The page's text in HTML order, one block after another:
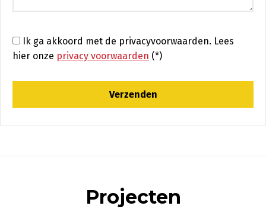
Ik ga akkoord met de privacyvoorwaarden. Lees
hier onze privacy voorwaarden (*)
Projecten